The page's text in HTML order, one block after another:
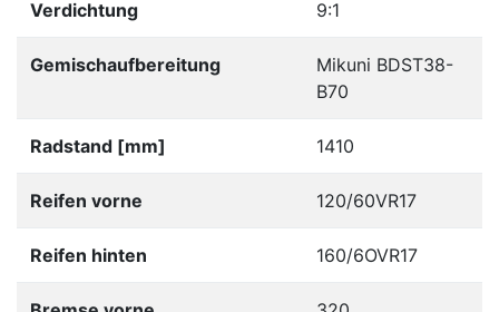
Verdichtung 9:1
Gemischaufbereitung
Mikuni BDST38-
B70
Radstand [mm] 1410
Reifen vorne 120/60VR17
Reifen hinten 160/6OVR17